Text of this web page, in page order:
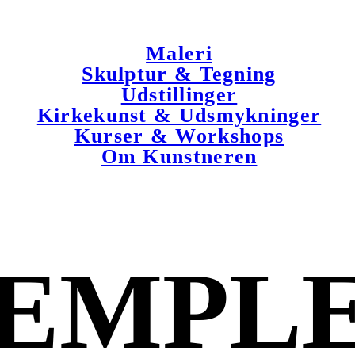
Maleri
Skulptur & Tegning
Udstillinger
Kirkekunst & Udsmykninger
Kurser & Workshops
Om Kunstneren